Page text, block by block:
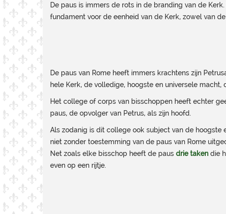
De paus is immers de rots in de branding van de
fundament voor de eenheid van de Kerk, zowel van
De paus van Rome heeft immers krachtens zijn
hele Kerk, de volledige, hoogste en universele macht,
Het college of corps van bisschoppen heeft echter
paus, de opvolger van Petrus, als zijn hoofd.
Als zodanig is dit college ook subject van de
niet zonder toestemming van de paus van Rome
Net zoals elke bisschop heeft de paus drie taken die
even op een rijtje.